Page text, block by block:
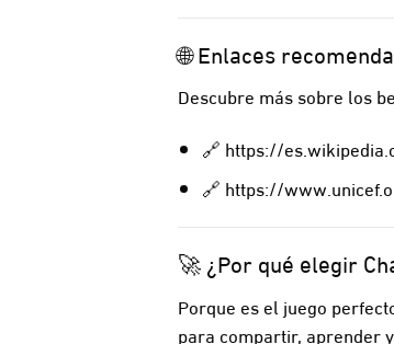
🌐 Enlaces
Descubre más sobre los
🔗 https://
🔗 https://
🚀 ¿Por qué elegir
Porque es el juego
para compartir, aprender